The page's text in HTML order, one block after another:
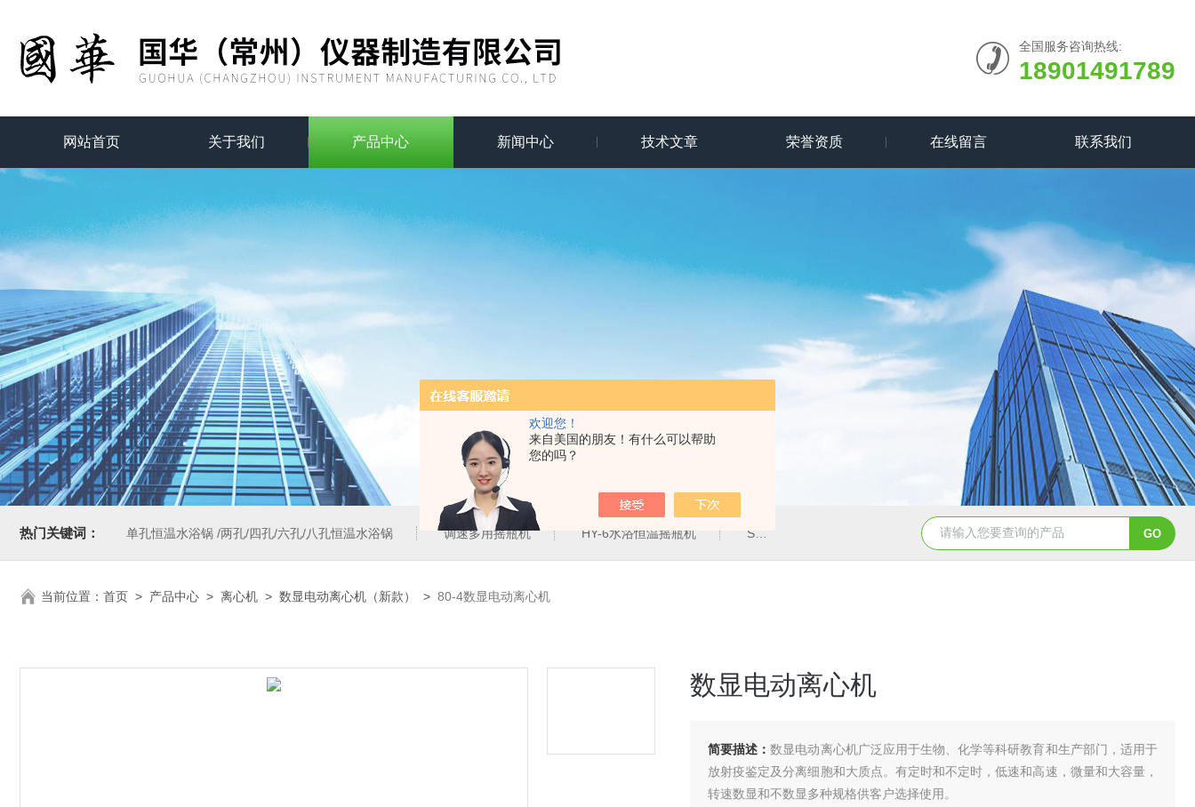
欢迎您！
来自美国的朋友！有什么可以帮助
您的吗？
全国服务咨询热线:
18901491789
网站首页 关于我们 产品中心 新闻中心 技术文章 荣誉资质 在线留言 联系我们
热门关键词： 单孔恒温水浴锅 /两孔/四孔/六孔/八孔恒温水浴锅 调速多用摇瓶机 HY-6水浴恒温摇瓶机 SHZ-82气浴恒温振荡器
当前位置： 首页 > 产品中心 > 离心机 > 数显电动离心机（新款） > 80-4数显电动离心机
数显电动离心机
简要描述：数显电动离心机广泛应用于生物、化学等科研教育和生产部门，适用于
放射疫鉴定及分离细胞和大质点。有定时和不定时，低速和高速，微量和大容量，
转速数显和不数显多种规格供客户选择使用。